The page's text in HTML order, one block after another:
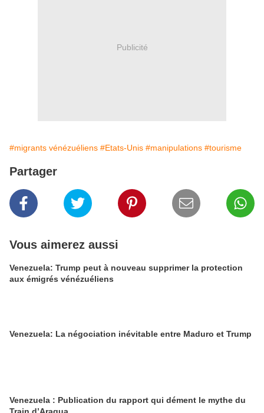
Publicité
#migrants vénézuéliens #Etats-Unis #manipulations #tourisme
Partager
Vous aimerez aussi
Venezuela: Trump peut à nouveau supprimer la protection
aux émigrés vénézuéliens
Venezuela: La négociation inévitable entre Maduro et Trump
Venezuela : Publication du rapport qui dément le mythe du